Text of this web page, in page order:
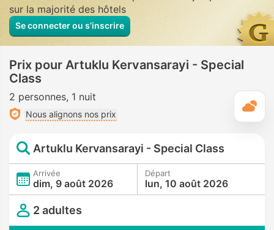
sur la majorité des hôtels
Se connecter ou s’inscrire
Prix pour Artuklu Kervansarayi - Special
Class
2 personnes 1 nuit
Nous alignons nos prix
Artuklu Kervansarayi - Special Class
Arrivée
dim, 9 août 2026
Départ
lun, 10 août 2026
2 adultes